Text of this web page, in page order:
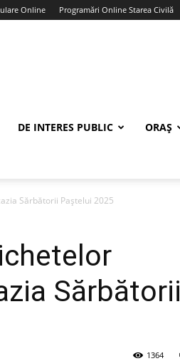
Online Programări Online Starea Civilă
DE INTERES PUBLIC ORAȘ
Sărbătorii Paștelui 2025
Sărbătorii
1364